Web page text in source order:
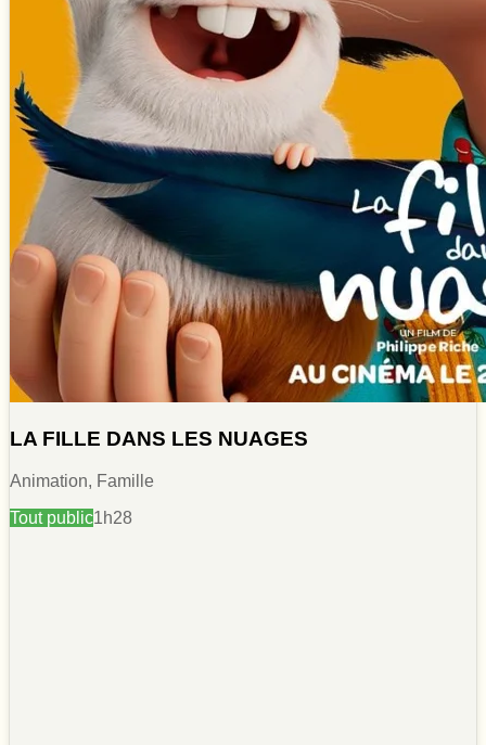
LA FILLE DANS LES NUAGES
Animation, Famille
Tout public1h28